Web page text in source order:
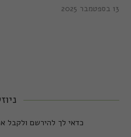
13 בספטמבר 2025
כדאי לך להירשם ולקבל